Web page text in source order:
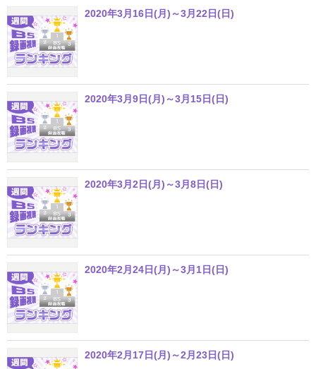
2020年3月16日(月)～3月22日(日)
2020年3月9日(月)～3月15日(日)
2020年3月2日(月)～3月8日(日)
2020年2月24日(月)～3月1日(日)
2020年2月17日(月)～2月23日(日)